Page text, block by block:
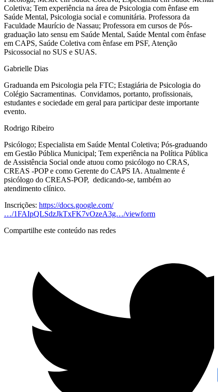
Coletiva; Tem experiência na área de Psicologia com ênfase em
Saúde Mental, Psicologia social e comunitária. Professora da
Faculdade Maurício de Nassau; Professora em cursos de Pós-
graduação lato sensu em Saúde Mental, Saúde Mental com ênfase
em CAPS, Saúde Coletiva com ênfase em PSF, Atenção
Psicossocial no SUS e SUAS.
Gabrielle Dias
Graduanda em Psicologia pela FTC; Estagiária de Psicologia do
Colégio Sacramentinas. Convidamos, portanto, profissionais,
estudantes e sociedade em geral para participar deste importante
evento.
Rodrigo Ribeiro
Psicólogo; Especialista em Saúde Mental Coletiva; Pós-graduando
em Gestão Pública Municipal; Tem experiência na Política Pública
de Assistência Social onde atuou como psicólogo no CRAS,
CREAS -POP e como Gerente do CAPS IA. Atualmente é
psicólogo do CREAS-POP, dedicando-se, também ao
atendimento clínico.
Inscrições: https://docs.google.com/
…/1FAIpQLSdzJkTxFK7vOzeA3g…/viewform
Compartilhe este conteúdo nas redes